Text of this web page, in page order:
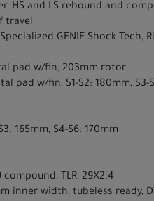
HS and LS rebound and
travel
GENIE Shock Tech,
pad w/fin, 203mm rotor
pad w/fin, S1-S2: 180mm,
165mm, S4-S6: 170mm
compound, TLR, 29X2.4
inner width, tubeless ready,